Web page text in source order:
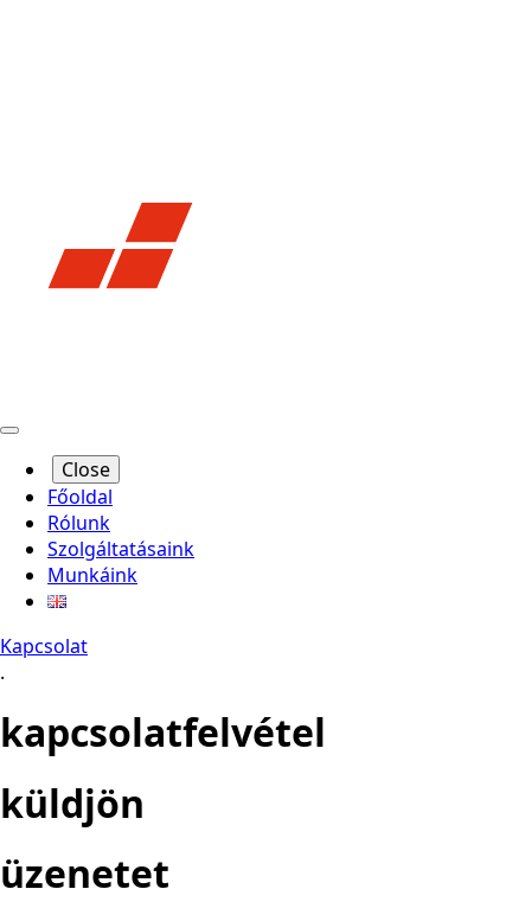
Close
Főoldal
Rólunk
Szolgáltatásaink
Munkáink
Kapcsolat
.
kapcsolatfelvétel
küldjön
üzenetet